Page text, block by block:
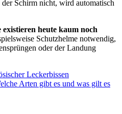
Schirm nicht, wird automatisch
heute kaum noch
Schutzhelme notwendig,
oder der Landung
Leckerbissen
Arten gibt es und was gilt es